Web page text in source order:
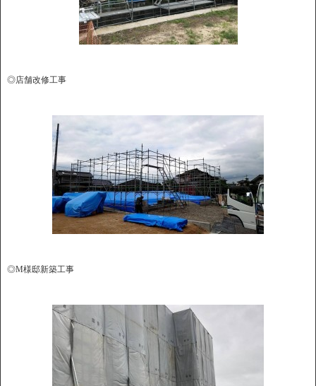
◎店舗改修工事
◎M様邸新築工事